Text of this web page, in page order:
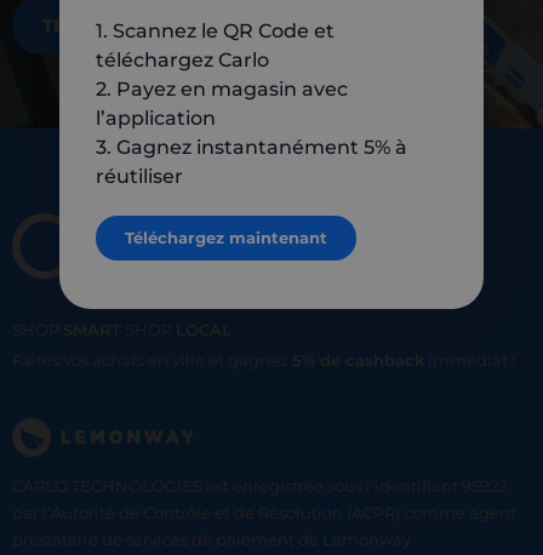
TÉLÉCHARGEZ MAINTENANT
SHOP SMART SHOP
LOCAL
Faites vos achats en ville et gagnez 5% de cashback immediat !
CARLO TECHNOLOGIES est enregistrée sous l'identifiant 95922
par l’Autorité de Contrôle et de Résolution (ACPR) comme agent
prestataire de services de paiement de Lemonway
1. Scannez le QR Code et
téléchargez Carlo
2. Payez en magasin avec
l’application
3. Gagnez instantanément 5% à
réutiliser
Téléchargez maintenant